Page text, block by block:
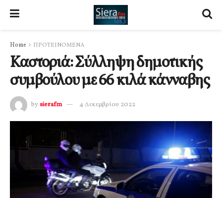
Home ΠΡΟΤΕΙΝΟΜΕΝΑ
Καστοριά: Σύλληψη δημοτικής
συμβούλου με 66 κιλά κάνναβης
by sierafm 4 Δεκεμβρίου 2022